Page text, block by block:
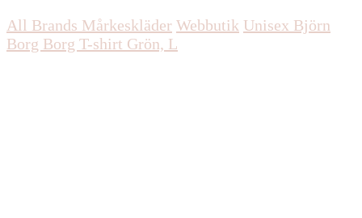
All Brands Mårkeskläder Webbutik Unisex Björn
Borg Borg T-shirt Grön, L